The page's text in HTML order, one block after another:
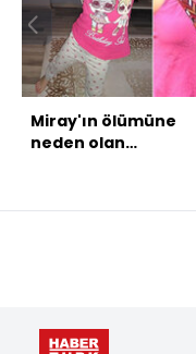
Miray'ın ölümüne
neden olan